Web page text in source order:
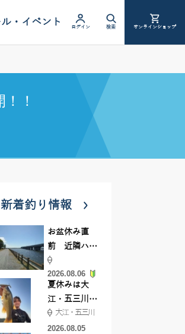
・イベント ログイン 検索 オンラインショップ
！
新着釣り情報
お盆休み直
前 近隣ハゼ
釣り場調査し
てきました
2026.08.06
夏休みは大
江・五三川で
バスフィッシ
ング♪
大江・五三川
2026.08.05